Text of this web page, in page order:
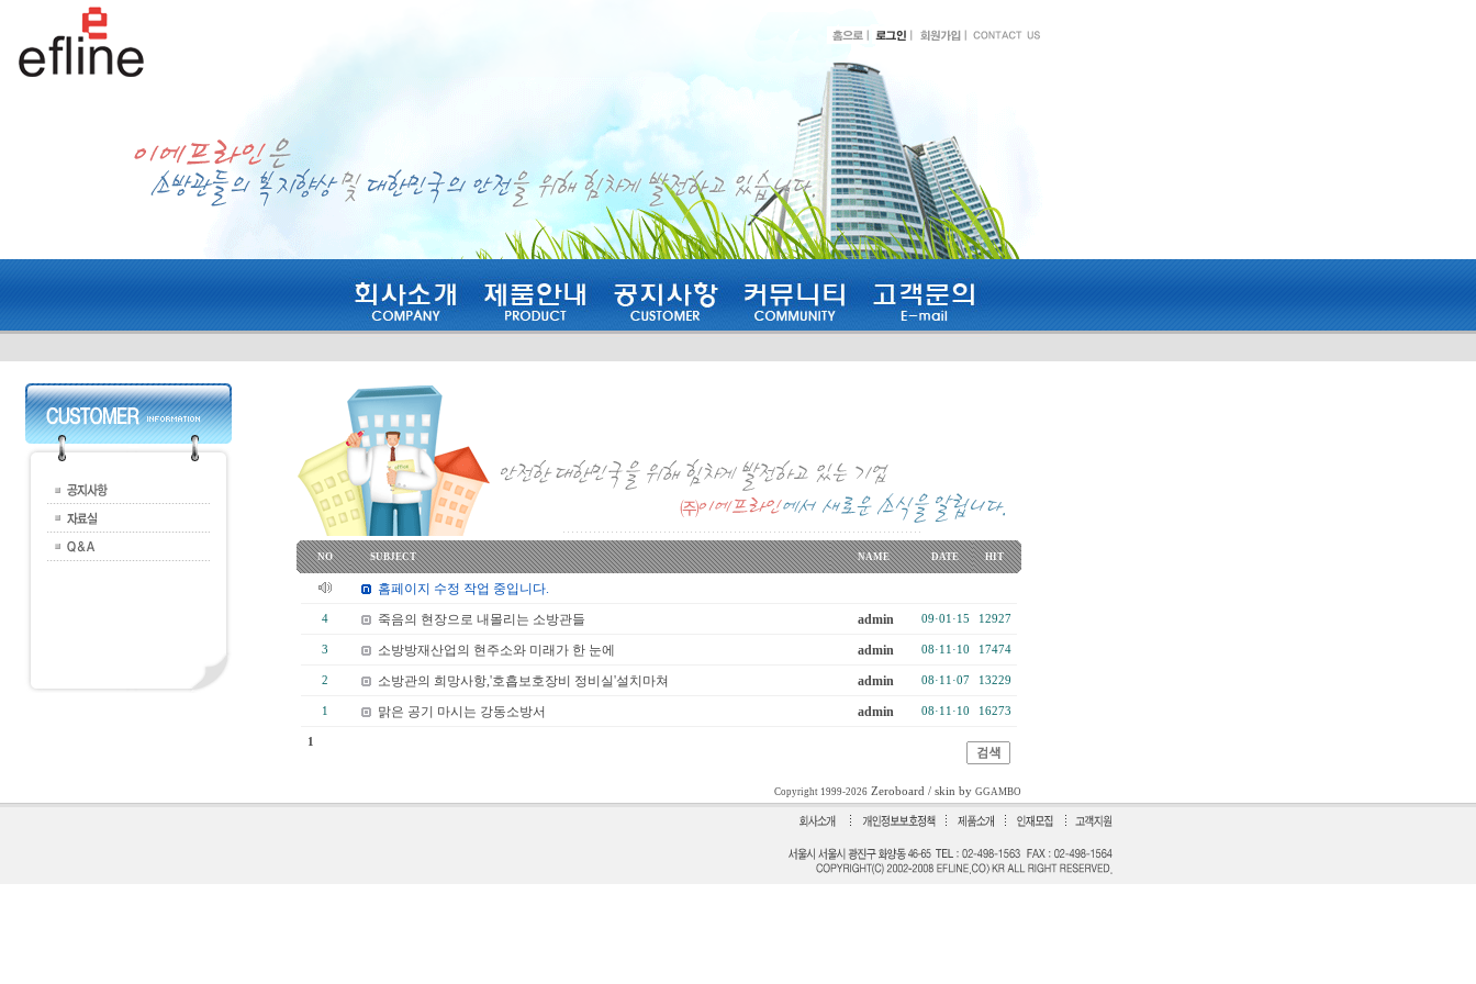
NO SUBJECT NAME DATE HIT
홈페이지 수정 작업 중입니다.
4 죽음의 현장으로 내몰리는 소방관들 admin 09·01·15 12927
3 소방방재산업의 현주소와 미래가 한 눈에 admin 08·11·10 17474
2 소방관의 희망사항,'호흡보호장비 정비실'설치마쳐 admin 08·11·07 13229
1 맑은 공기 마시는 강동소방서 admin 08·11·10 16273
1
Copyright 1999-2026 Zeroboard / skin by GGAMBO